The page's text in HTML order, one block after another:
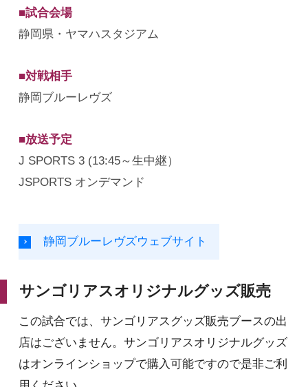
■試合会場
静岡県・ヤマハスタジアム
■対戦相手
静岡ブルーレヴズ
■放送予定
J SPORTS 3 (13:45～生中継）
JSPORTS オンデマンド
静岡ブルーレヴズウェブサイト
サンゴリアスオリジナルグッズ販売
この試合では、サンゴリアスグッズ販売ブースの出
店はございません。サンゴリアスオリジナルグッズ
はオンラインショップで購入可能ですので是非ご利